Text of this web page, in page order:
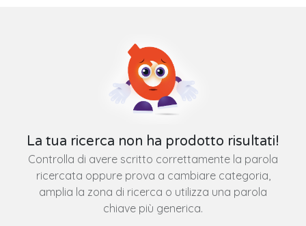
La tua ricerca non ha prodotto risultati!
Controlla di avere scritto correttamente la parola
ricercata oppure prova a cambiare categoria,
amplia la zona di ricerca o utilizza una parola
chiave più generica.